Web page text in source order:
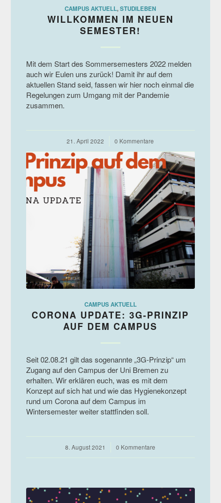
CAMPUS AKTUELL,STUDILEBEN
WILLKOMMEN IM NEUEN
SEMESTER!
Mit dem Start des Sommersemesters 2022 melden
auch wir Eulen uns zurück! Damit ihr auf dem
aktuellen Stand seid, fassen wir hier noch einmal die
Regelungen zum Umgang mit der Pandemie
zusammen.
21. April 2022
/ 0 Kommentare
CAMPUS AKTUELL
CORONA UPDATE: 3G-PRINZIP
AUF DEM CAMPUS
Seit 02.08.21 gilt das sogenannte „3G-Prinzip“ um
Zugang auf den Campus der Uni Bremen zu
erhalten. Wir erklären euch, was es mit dem
Konzept auf sich hat und wie das Hygienekonzept
rund um Corona auf dem Campus im
Wintersemester weiter stattfinden soll.
8. August 2021
/ 0 Kommentare